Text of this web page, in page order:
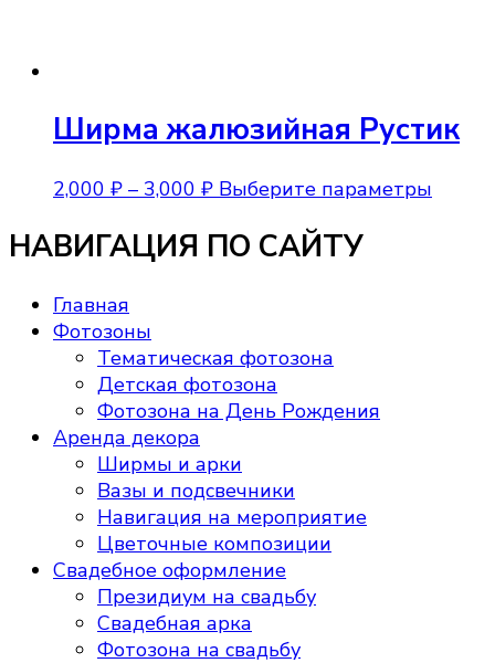
Ширма жалюзийная Рустик
2,000 ₽ – 3,000 ₽Диапазон
2,000 ₽
Выберите параметры
НАВИГАЦИЯ ПО САЙТУ
Главная
Фотозоны
Тематическая фотозона
Детская фотозона
Фотозона на День Рождения
Аренда декора
Ширмы и арки
Вазы и подсвечники
Навигация на мероприятие
Цветочные композиции
Свадебное оформление
Президиум на свадьбу
Свадебная арка
Фотозона на свадьбу